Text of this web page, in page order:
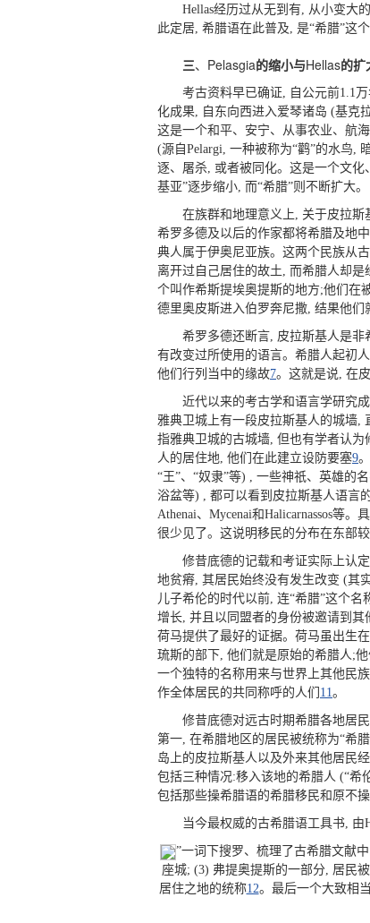
Hellas经历过从无到有, 从小变大
此定居, 希腊语在此普及, 是“希腊”这
三、Pelasgia的缩小与Hellas的扩
考古资料早已确证, 自公元前1.1
化成果, 自东向西进入爱琴诸岛 (基克
这是一个和平、安宁、从事农业、航
(源自Pelargi, 一种被称为“鹳”的水鸟,
逐、屠杀, 或者被同化。这是一个文化
基亚”逐步缩小, 而“希腊”则不断扩大。
在族群和地理意义上, 关于皮拉
希罗多德及以后的作家都将希腊及地
典人属于伊奥尼亚族。这两个民族从
离开过自己居住的故土, 而希腊人却
个叫作希斯提埃奥提斯的地方;他们在
德里奥皮斯进入伯罗奔尼撒, 结果他们
希罗多德还断言, 皮拉斯基人是
有改变过所使用的语言。希腊人起初
他们行列当中的缘故7。这就是说, 在
近代以来的考古学和语言学研究
雅典卫城上有一段皮拉斯基人的城墙,
指雅典卫城的古城墙, 但也有学者认
人的居住地, 他们在此建立设防要塞9
“王”、“奴隶”等) , 一些神祇、英雄的
浴盆等) , 都可以看到皮拉斯基人语言
Athenai、Mycenai和Halicarnassos等
很少见了。这说明移民的分布在东部
修昔底德的记载和考证实际上认
地贫瘠, 其居民始终没有发生改变 (其
儿子希伦的时代以前, 连“希腊”这个
增长, 并且以同盟者的身份被邀请到
荷马提供了最好的证据。荷马虽出生
琉斯的部下, 他们就是原始的希腊人;
一个独特的名称用来与世界上其他民
作全体居民的共同称呼的人们 11。
修昔底德对远古时期希腊各地居
第一, 在希腊地区的居民被统称为“希
岛上的皮拉斯基人以及外来其他居民
包括三种情况:移入该地的希腊人 (“希
包括那些操希腊语的希腊移民和原不
当今最权威的古希腊语工具书, 由
”一词下搜罗、梳理了古希腊文献
座城; (3) 弗提奥提斯的一部分, 居民
居住之地的统称12。最后一个大致相